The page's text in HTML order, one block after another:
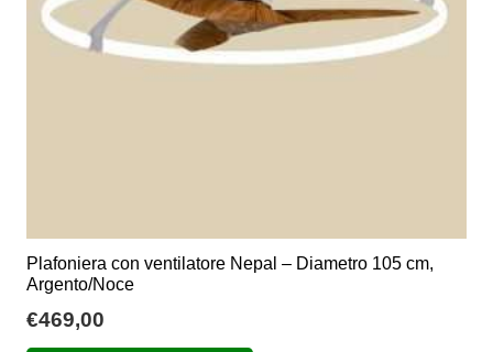
Plafoniera con ventilatore Nepal – Diametro 105 cm,
Argento/Noce
€469,00